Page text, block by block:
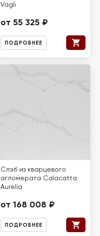
Vagli
от 55 325 ₽
ПОДРОБНЕЕ
Слэб из кварцевого
агломерата Calacatta
Aurelia
от 168 008 ₽
ПОДРОБНЕЕ